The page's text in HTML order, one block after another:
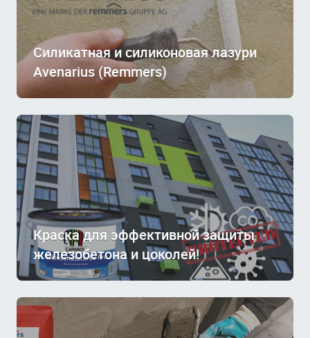
Силикатная и силиконовая лазури
Avenarius (Remmers)
Краска для эффективной защиты
железобетона и цоколей!